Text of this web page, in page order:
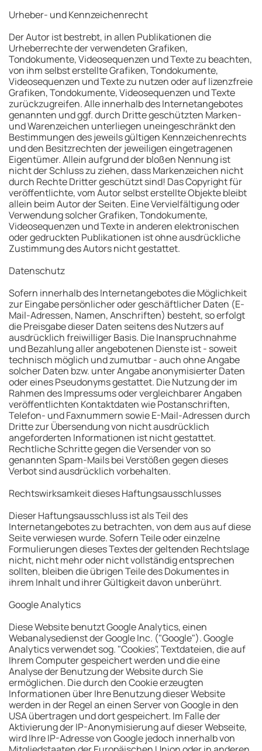
Urheber- und Kennzeichenrecht
Der Autor ist bestrebt, in allen Publikationen die
Urheberrechte der verwendeten Grafiken,
Tondokumente, Videosequenzen und Texte zu beachten,
von ihm selbst erstellte Grafiken, Tondokumente,
Videosequenzen und Texte zu nutzen oder auf lizenzfreie
Grafiken, Tondokumente, Videosequenzen und Texte
zurückzugreifen. Alle innerhalb des Internetangebotes
genannten und ggf. durch Dritte geschützten Marken-
und Warenzeichen unterliegen uneingeschränkt den
Bestimmungen des jeweils gültigen Kennzeichenrechts
und den Besitzrechten der jeweiligen eingetragenen
Eigentümer. Allein aufgrund der bloßen Nennung ist
nicht der Schluss zu ziehen, dass Markenzeichen nicht
durch Rechte Dritter geschützt sind! Das Copyright für
veröffentlichte, vom Autor selbst erstellte Objekte bleibt
allein beim Autor der Seiten. Eine Vervielfältigung oder
Verwendung solcher Grafiken, Tondokumente,
Videosequenzen und Texte in anderen elektronischen
oder gedruckten Publikationen ist ohne ausdrückliche
Zustimmung des Autors nicht gestattet.
Datenschutz
Sofern innerhalb des Internetangebotes die Möglichkeit
zur Eingabe persönlicher oder geschäftlicher Daten (E-
Mail-Adressen, Namen, Anschriften) besteht, so erfolgt
die Preisgabe dieser Daten seitens des Nutzers auf
ausdrücklich freiwilliger Basis. Die Inanspruchnahme
und Bezahlung aller angebotenen Dienste ist - soweit
technisch möglich und zumutbar - auch ohne Angabe
solcher Daten bzw. unter Angabe anonymisierter Daten
oder eines Pseudonyms gestattet. Die Nutzung der im
Rahmen des Impressums oder vergleichbarer Angaben
veröffentlichten Kontaktdaten wie Postanschriften,
Telefon- und Faxnummern sowie E-Mail-Adressen durch
Dritte zur Übersendung von nicht ausdrücklich
angeforderten Informationen ist nicht gestattet.
Rechtliche Schritte gegen die Versender von so
genannten Spam-Mails bei Verstößen gegen dieses
Verbot sind ausdrücklich vorbehalten.
Rechtswirksamkeit dieses Haftungsausschlusses
Dieser Haftungsausschluss ist als Teil des
Internetangebotes zu betrachten, von dem aus auf diese
Seite verwiesen wurde. Sofern Teile oder einzelne
Formulierungen dieses Textes der geltenden Rechtslage
nicht, nicht mehr oder nicht vollständig entsprechen
sollten, bleiben die übrigen Teile des Dokumentes in
ihrem Inhalt und ihrer Gültigkeit davon unberührt.
Google Analytics
Diese Website benutzt Google Analytics, einen
Webanalysedienst der Google Inc. ("Google"). Google
Analytics verwendet sog. "Cookies", Textdateien, die auf
Ihrem Computer gespeichert werden und die eine
Analyse der Benutzung der Website durch Sie
ermöglichen. Die durch den Cookie erzeugten
Informationen über Ihre Benutzung dieser Website
werden in der Regel an einen Server von Google in den
USA übertragen und dort gespeichert. Im Falle der
Aktivierung der IP-Anonymisierung auf dieser Webseite,
wird Ihre IP-Adresse von Google jedoch innerhalb von